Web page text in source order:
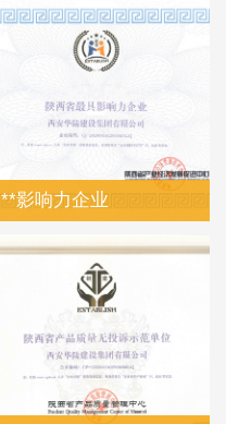
**影响力企业